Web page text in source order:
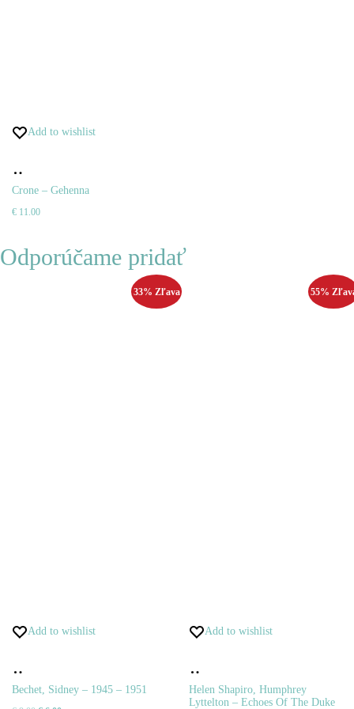
Add to wishlist
do
košíka
Crone – Gehenna
€ 11.00
Odporúčame pridať
33% Zľava
Add to wishlist
do
Bechet, Sidney – 1945 – 1951
55%
Add to wishlist
do
Helen Shapiro, Humphrey
Lyttelton – Echoes Of The Duke